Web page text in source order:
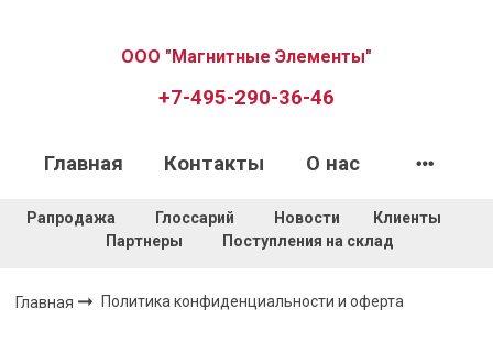
ООО "Магнитные Элементы"
+7-495-290-36-46
Главная Контакты О нас
Рапродажа Глоссарий Новости
Клиенты
Партнеры
Поступления на склад
Главная Политика конфиденциальности и оферта